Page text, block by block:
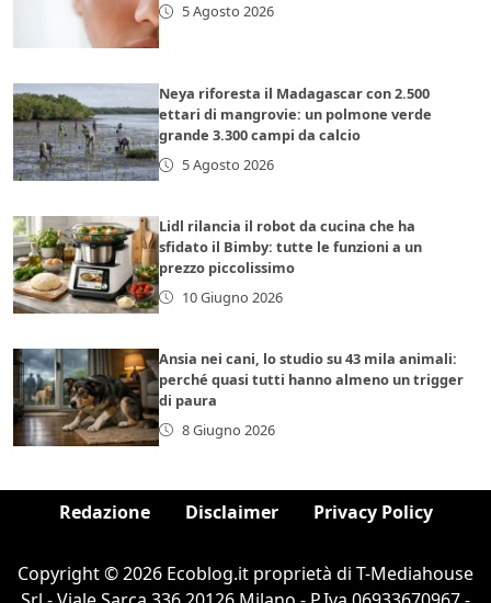
5 Agosto 2026
Neya riforesta il Madagascar con 2.500
ettari di mangrovie: un polmone verde
grande 3.300 campi da calcio
5 Agosto 2026
Lidl rilancia il robot da cucina che ha
sfidato il Bimby: tutte le funzioni a un
prezzo piccolissimo
10 Giugno 2026
Ansia nei cani, lo studio su 43 mila animali:
perché quasi tutti hanno almeno un trigger
di paura
8 Giugno 2026
Redazione Disclaimer Privacy Policy
Copyright © 2026 Ecoblog.it proprietà di T-Mediahouse